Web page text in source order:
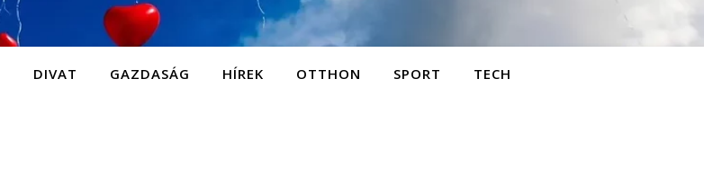
DIVAT GAZDASÁG HÍREK OTTHON SPORT TECH